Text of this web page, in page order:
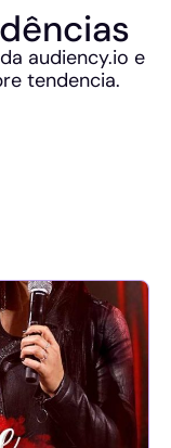
audiency.io e
tendencia.